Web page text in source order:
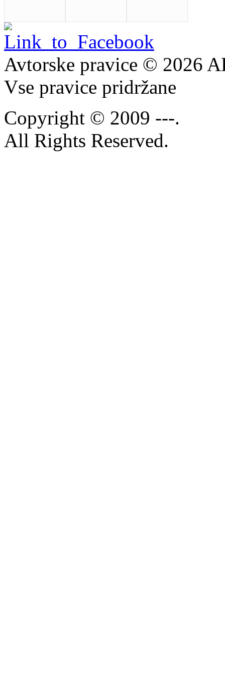
Avtorske pravice © 2026
Vse pravice pridržane
Copyright © 2009 ---.
All Rights Reserved.